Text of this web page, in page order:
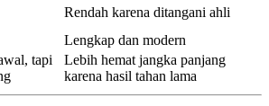
Rendah karena ditangani ahli
Lengkap dan modern
tapi
Lebih hemat jangka panjang
karena hasil tahan lama